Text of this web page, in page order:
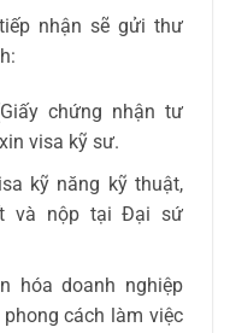
nhận sẽ gửi thư
chứng nhận tư
visa kỹ sư.
kỹ năng kỹ thuật,
và nộp tại Đại sứ
hóa doanh nghiệp
cách làm việc